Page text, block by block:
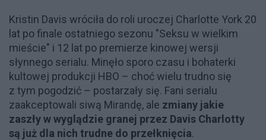
Kristin Davis wróciła do roli uroczej Charlotte York 20
lat po finale ostatniego sezonu "Seksu w wielkim
mieście" i 12 lat po premierze kinowej wersji
słynnego serialu. Minęło sporo czasu i bohaterki
kultowej produkcji HBO – choć wielu trudno się
z tym pogodzić – postarzały się. Fani serialu
zaakceptowali siwą Mirandę, ale zmiany jakie
zaszły w wyglądzie granej przez Davis Charlotty
są już dla nich trudne do przełknięcia.